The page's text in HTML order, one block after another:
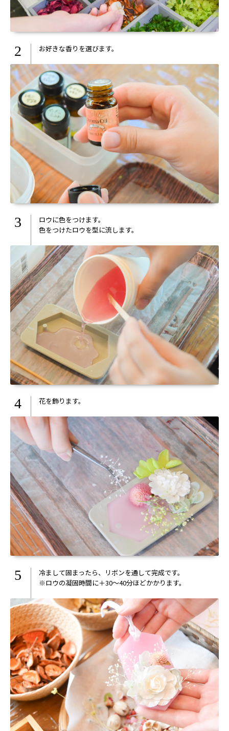
2 お好きな香りを選びます。
3
ロウに色をつけます。
色をつけたロウを型に流します。
4 花を飾ります。
5
冷まして固まったら、リボンを通して完成です。
※ロウの凝固時間に＋30〜40分ほどかかります。